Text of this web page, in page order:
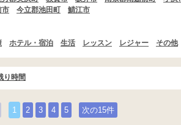
市 今立郡池田町
鯖江市
ホテル・宿泊 生活 レッスン レジャー その他
り時間
1 2 3 4 5 次の15件